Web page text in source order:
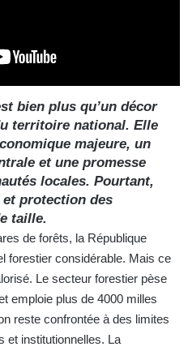
bien plus qu’un décor
territoire national. Elle
majeure, un
et une promesse
locales. Pourtant,
protection des
taille.
de forêts, la République
forestier considérable. Mais ce
Le secteur forestier pèse
emploie plus de 4000 milles
reste confrontée à des limites
et institutionnelles. La